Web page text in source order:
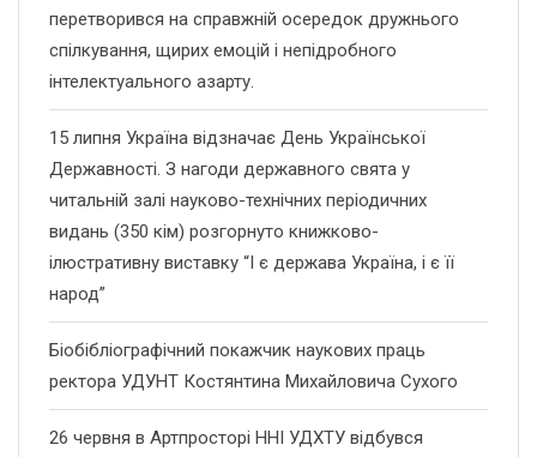
перетворився на справжній осередок дружнього
спілкування, щирих емоцій і непідробного
інтелектуального азарту.
15 липня Україна відзначає День Української
Державності. З нагоди державного свята у
читальній залі науково-технічних періодичних
видань (350 кім) розгорнуто книжково-
ілюстративну виставку “І є держава Україна, і є її
народ”
Біобібліографічний покажчик наукових праць
ректора УДУНТ Костянтина Михайловича Сухого
26 червня в Артпросторі ННІ УДХТУ відбувся